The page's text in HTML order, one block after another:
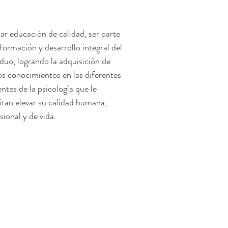
educación de calidad, ser parte
y desarrollo integral del
logrando la adquisición de
conocimientos en las diferentes
de la psicología que le
elevar su calidad humana,
y de vida.